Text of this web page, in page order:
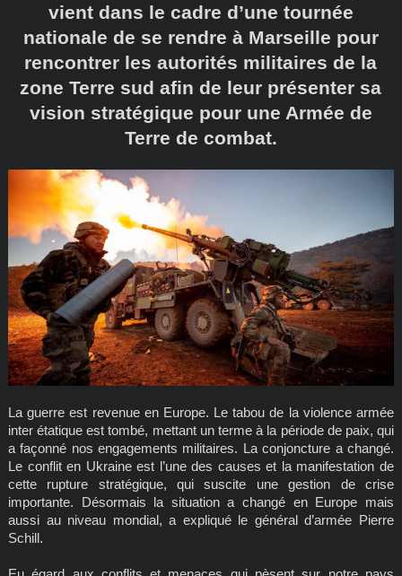
vient dans le cadre d’une tournée
nationale de se rendre à Marseille pour
rencontrer les autorités militaires de la
zone Terre sud afin de leur présenter sa
vision stratégique pour une Armée de
Terre de combat.
La guerre est revenue en Europe. Le tabou de la violence armée
inter étatique est tombé, mettant un terme à la période de paix, qui
a façonné nos engagements militaires. La conjoncture a changé.
Le conflit en Ukraine est l’une des causes et la manifestation de
cette rupture stratégique, qui suscite une gestion de crise
importante. Désormais la situation a changé en Europe mais
aussi au niveau mondial, a expliqué le général d’armée Pierre
Schill.